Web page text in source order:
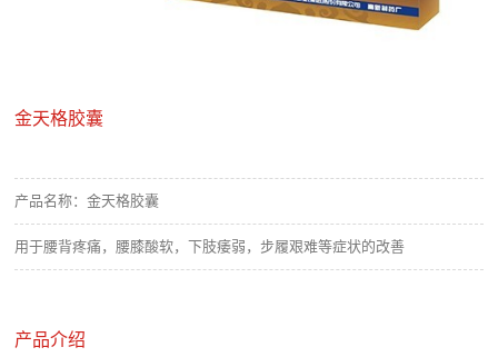
金天格胶囊
产品名称：金天格胶囊
用于腰背疼痛，腰膝酸软，下肢痿弱，步履艰难等症状的改善
产品介绍